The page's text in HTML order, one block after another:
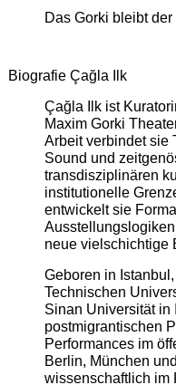
Das Gorki bleibt
Biografie Çağla Ilk
Çağla Ilk ist
Maxim Gorki
Arbeit verbindet sie
Sound und
transdisziplinären
institutionelle
entwickelt sie
neue vielschichtige
Geboren in
Technischen
Sinan Universität in
postmigrantischen
Performances im
Berlin, München
wissenschaftlich im